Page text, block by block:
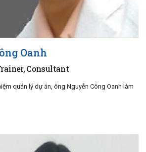
Oanh
Consultant
quản lý dự án, ông Nguyễn Công Oanh làm